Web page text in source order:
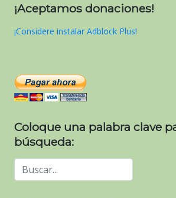
¡Aceptamos donaciones!
¡Considere instalar Adblock Plus!
Coloque una palabra clave
búsqueda: